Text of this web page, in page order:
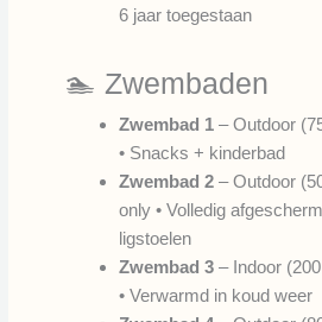
6 jaar toegestaan
🏊 Zwembaden
Zwembad 1– Outdoor
• Snacks + kinderbad
Zwembad 2– Outdoor
only • Volledig
ligstoelen
Zwembad 3– Indoor
• Verwarmd in koud weer